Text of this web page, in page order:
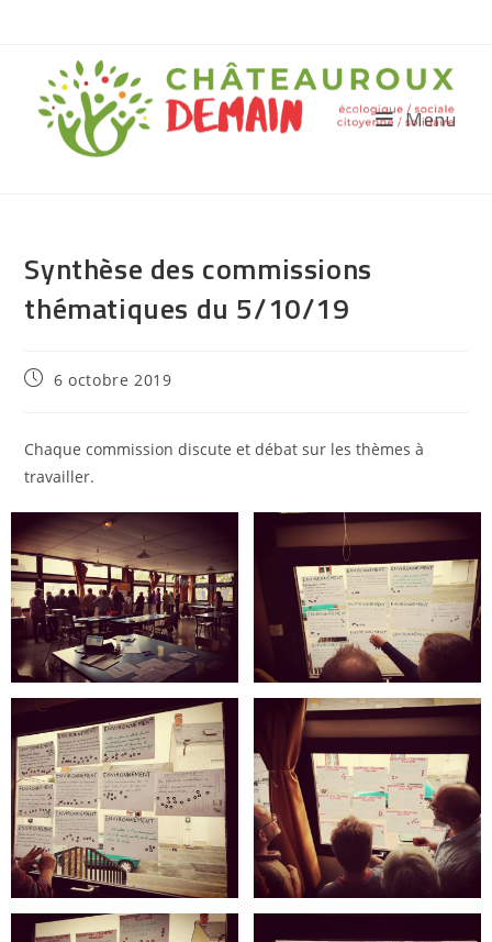
Menu
Synthèse des commissions
thématiques du 5/10/19
6 octobre 2019
Chaque commission discute et débat sur les thèmes à
travailler.